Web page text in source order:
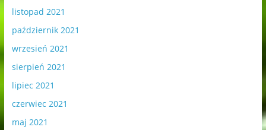
listopad 2021
październik 2021
wrzesień 2021
sierpień 2021
lipiec 2021
czerwiec 2021
maj 2021